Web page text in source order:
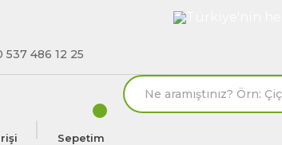
537 486 12 25
Sepetim